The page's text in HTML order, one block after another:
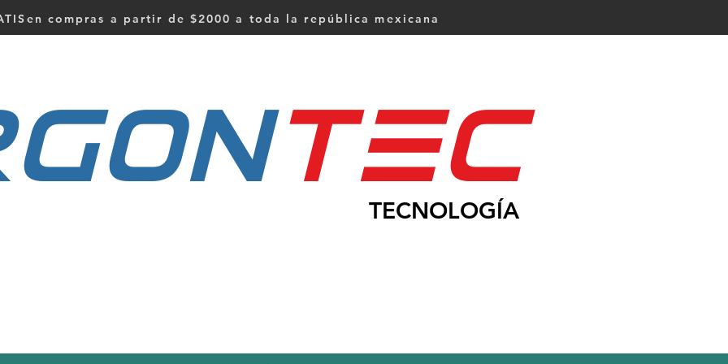
compras a partir de $2000 a toda la república mexicana
tEc
TECNOLOGÍA